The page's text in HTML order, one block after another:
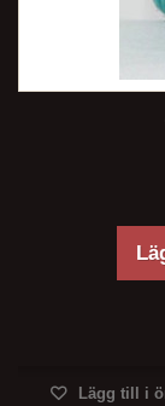
Lägg till i